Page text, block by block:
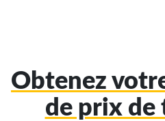
Obtenez
de prix de